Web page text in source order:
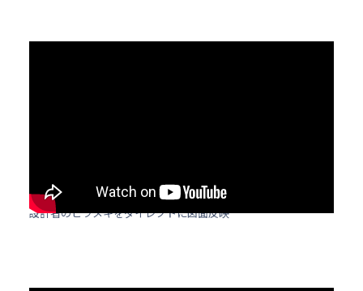
設計者のヒラメキをダイレクトに図面反映